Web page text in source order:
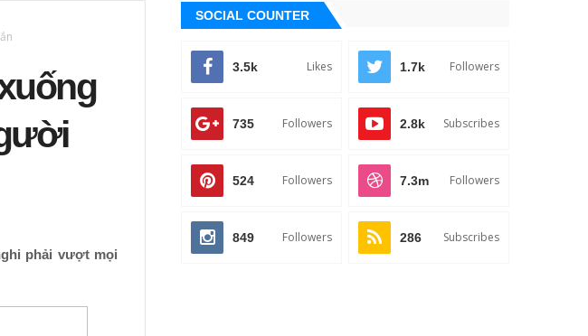
phải vượt mọi
SOCIAL COUNTER
3.5k Likes 1.7k Followers
735 Followers 2.8k Subscribes
524 Followers 7.3m Followers
849 Followers 286 Subscribes